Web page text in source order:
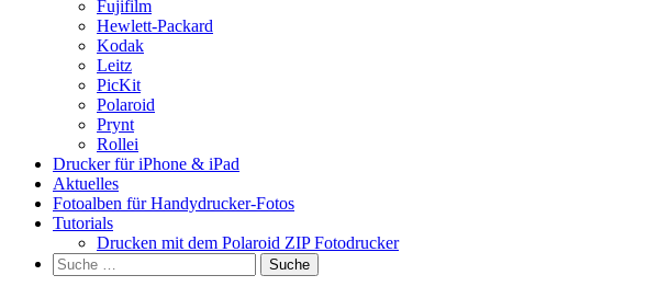
Fujifilm
Hewlett-Packard
Kodak
Leitz
PicKit
Polaroid
Prynt
Rollei
Drucker für iPhone & iPad
Aktuelles
Fotoalben für Handydrucker-Fotos
Tutorials
Drucken mit dem Polaroid ZIP Fotodrucker
Suche
nach: